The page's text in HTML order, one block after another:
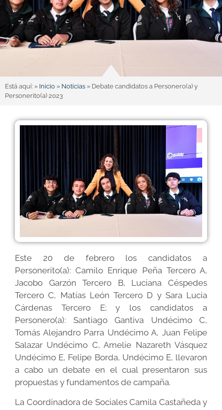
Está aquí: » Inicio » Noticias » Debate candidatos a Personero(a) y
Personerito(a) 2023
Este 20 de febrero los candidatos a
Personerito(a): Camilo Enrique Peña Tercero A,
Jacobo Garzón Tercero B, Luciana Céspedes
Tercero C, Matías León Tercero D y Sara Lucia
Cárdenas Tercero E; y los candidatos a
Personero(a): Santiago Gantiva Undécimo C,
Tomás Alejandro Parra Undécimo A, Juan Felipe
Salazar Undécimo C, Amelie Nazareth Vásquez
Undécimo E, Felipe Borda, Undécimo E, llevaron
a cabo un debate en el cual presentaron sus
propuestas y fundamentos de campaña.
La Coordinadora de Sociales Camila Castañeda y